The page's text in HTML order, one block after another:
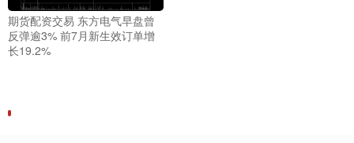
期货配资交易 东方电气早盘曾
反弹逾3% 前7月新生效订单增
长19.2%